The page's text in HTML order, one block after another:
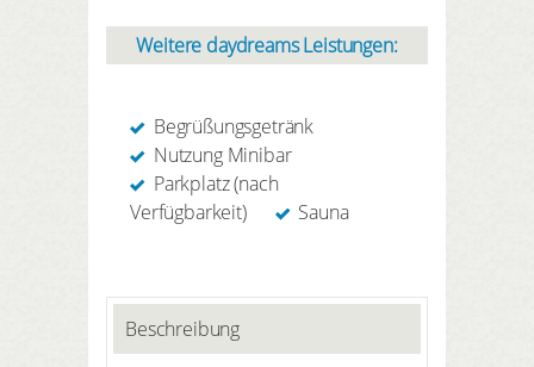
Weitere daydreams Leistungen:
Begrüßungsgetränk
Nutzung Minibar
Parkplatz (nach
Verfügbarkeit)
Sauna
Beschreibung